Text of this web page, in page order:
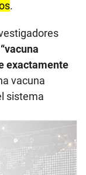
.
“vacuna
exactamente
vacuna
sistema